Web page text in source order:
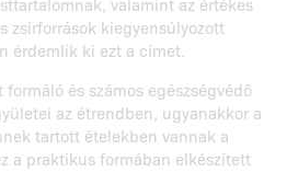
zsírforrások kiegyensúlyozott
érdemlik ki ezt a címet.
és számos egészségvédő
az étrendben, ugyanakkor a
tartott ételekben vannak a
a praktikus formában elkészített